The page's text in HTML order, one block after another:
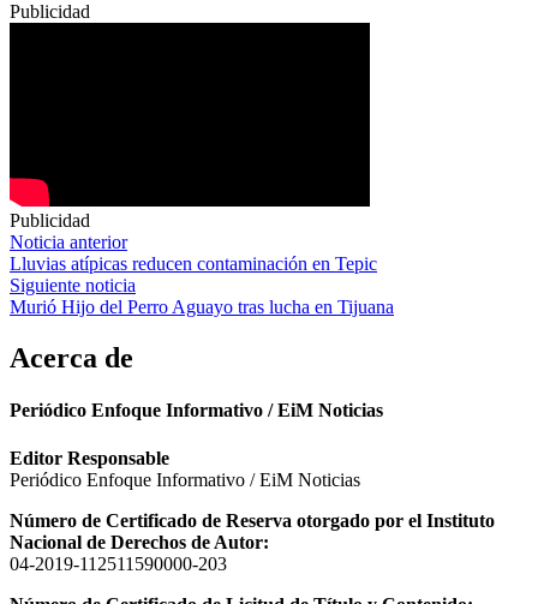
Publicidad
Publicidad
Navegación
de
entradas
Noticia anterior
Lluvias atípicas reducen contaminación en Tepic
Siguiente noticia
Murió Hijo del Perro Aguayo tras lucha en Tijuana
Acerca de
Periódico Enfoque Informativo / EiM Noticias
Editor Responsable
Periódico Enfoque Informativo / EiM Noticias
Número de Certificado de Reserva otorgado por el Instituto
Nacional de Derechos de Autor:
04-2019-112511590000-203